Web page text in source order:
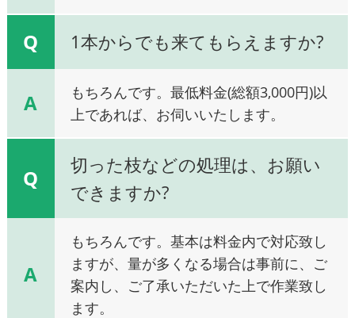
Q 1本からでも来てもらえますか?
A
もちろんです。最低料金(総額3,000円)以
上であれば、お伺いいたします。
Q
切った枝などの処理は、お願い
できますか?
A
もちろんです。基本は料金内で対応致し
ますが、量が多くなる場合は事前に、ご
案内し、ご了承いただいた上で作業致し
ます。